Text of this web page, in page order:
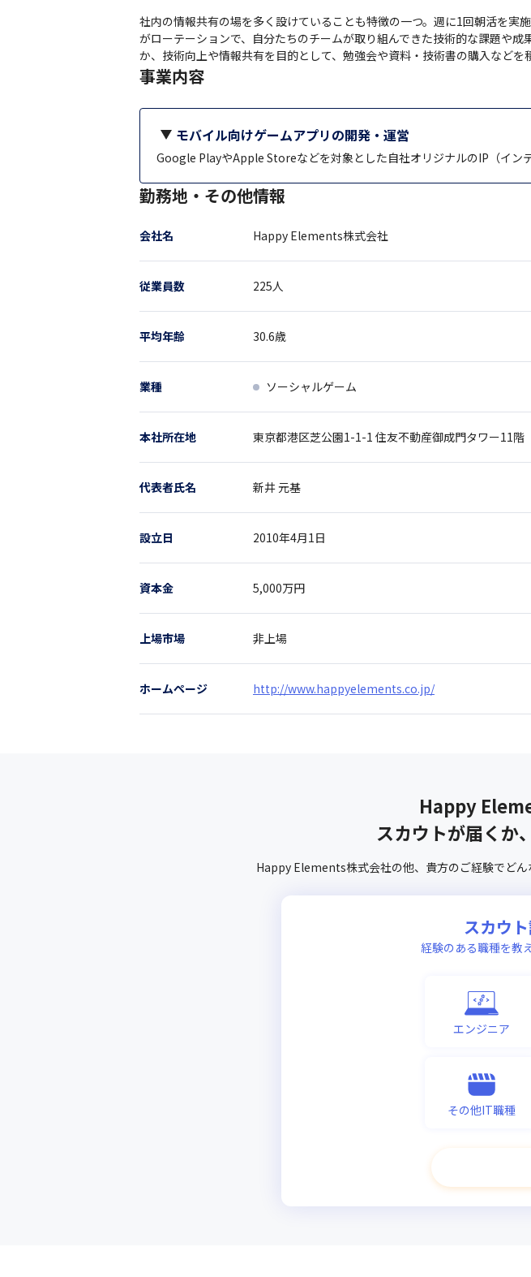
社内の情報共有の場を多く設けていることも特徴の一つ。週に1回朝活を実
がローテーションで、自分たちのチームが取り組んできた技術的な課題や
か、技術向上や情報共有を目的として、勉強会や資料・技術書の購入などを
事業内容
モバイル向けゲームアプリの開発・運営
Google PlayやApple Storeなどを対象とした自社オリジナルのIP（イン
勤務地・その他情報
会社名 Happy Elements株式会社
従業員数 225人
平均年齢 30.6歳
業種 ソーシャルゲーム
本社所在地 東京都港区芝公園1-1-1 住友不動産御成門タワー11階
代表者氏名 新井 元基
設立日 2010年4月1日
資本金 5,000万円
上場市場 非上場
ホームページ http://www.happyelements.co.jp/
Happy
スカウトが届くか
Happy Elements株式会社の他、 貴方のご経験でどん
スカウト
経験のある職種を教
エンジニア
その他IT職種